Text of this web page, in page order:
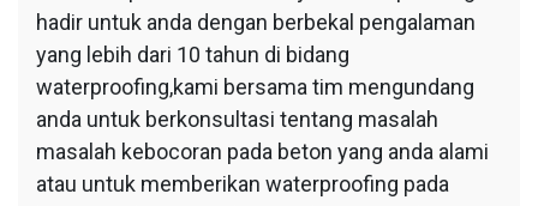
hadir untuk anda dengan berbekal pengalaman
yang lebih dari 10 tahun di bidang
waterproofing,kami bersama tim mengundang
anda untuk berkonsultasi tentang masalah
masalah kebocoran pada beton yang anda alami
atau untuk memberikan waterproofing pada